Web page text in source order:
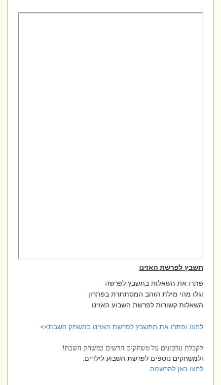
תשבץ לפרשת האזינו
פתרו את השאלות בתשבץ לפרשה
וגלו מהי מילת הזהב המסתתרת בפתרון
השאלות קשורות לפרשת השבועהאזינו
לחצו ופתרו את התשבץ לפרשת האזינו במשחק השבת>>
לקבלת עדכונים על משחקים חדשים במשחק השבת!
ולמשחקים נוספים לפרשת השבוע לילדים.
לחצו כאן להרשמה